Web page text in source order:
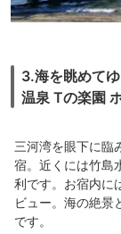
3.海を眺めて
温泉 Tの楽園
三河湾を眼下に臨
宿。近くには竹島
利です。お宿内に
ビュー。海の絶景
です。